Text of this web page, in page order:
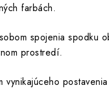
farbách.
spojenia spodku
prostredí.